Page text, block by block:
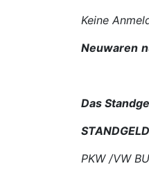
Keine
Neuwaren
Das